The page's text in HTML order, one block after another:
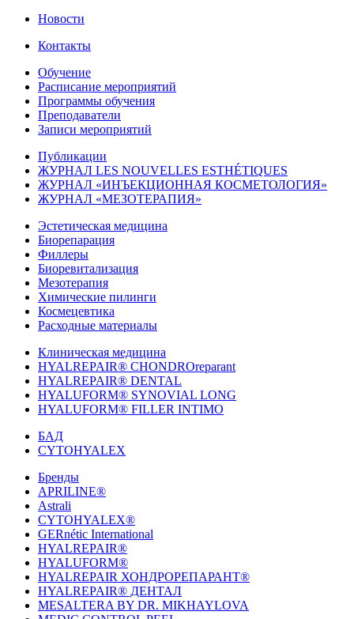
Новости
Контакты
Обучение
Расписание мероприятий
Программы обучения
Преподаватели
Записи мероприятий
Публикации
ЖУРНАЛ LES NOUVELLES ESTHÉTIQUES
ЖУРНАЛ «ИНЪЕКЦИОННАЯ КОСМЕТОЛОГИЯ»
ЖУРНАЛ «МЕЗОТЕРАПИЯ»
Эстетическая медицина
Биорепарация
Филлеры
Биоревитализация
Мезотерапия
Химические пилинги
Космецевтика
Расходные материалы
Клиническая медицина
HYALREPAIR® CHONDROreparant
HYALREPAIR® DENTAL
HYALUFORM® SYNOVIAL LONG
HYALUFORM® FILLER INTIMO
БАД
CYTOHYALEX
Бренды
APRILINE®
Astrali
CYTOHYALEX®
GERnétic International
HYALREPAIR®
HYALUFORM®
HYALREPAIR ХОНДРОРЕПАРАНТ®
HYALREPAIR® ДЕНТАЛ
MESALTERA BY DR. MIKHAYLOVA